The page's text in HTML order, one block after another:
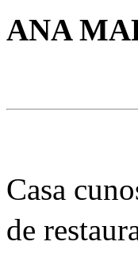
ANA
Casa
de